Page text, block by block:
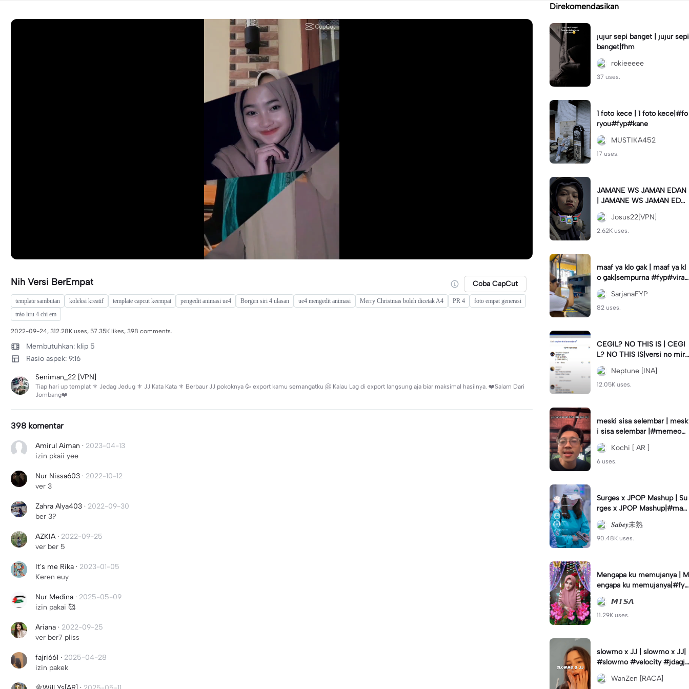
Nih Versi BerEmpat Coba CapCut
template sambutan koleksi kreatif template capcut keempat pengedit animasi ue4 Borgen siri 4 ulasan ue4 mengedit animasi Merry Christmas boleh dicetak A4 PR 4
foto empat generasi
trào lưu 4 chị em
2022-09-24, 312.28K uses, 57.35K likes, 398 comments.
Membutuhkan: klip 5
Rasio aspek: 9:16
Seniman_22 [VPN]
Tiap hari up templat ⚜️ Jedag Jedug ⚜️ JJ Kata Kata ⚜️ Berbaur JJ pokoknya 🥳 export kamu semangatku 🤗 Kalau Lag di export langsung aja biar maksimal hasilnya. ❤️Salam Dari
Jombang❤️
398 komentar
Amirul Aiman · 2023-04-13
izin pkaii yee
Nur Nissa603 · 2022-10-12
ver 3
Zahra Alya403 · 2022-09-30
ber 3?
AZKIA · 2022-09-25
ver ber 5
It's me Rika · 2023-01-05
Keren euy
Nur Medina · 2025-05-09
izin pakai 🥰
Ariana · 2022-09-25
ver ber7 pliss
fajri661 · 2025-04-28
izin pakek
Direkomendasikan
jujur sepi banget | jujur sepi
banget|fhm
rokieeeee
37 uses.
1 foto kece | 1 foto kece|#fo
ryou#fyp#kane
MUSTIKA452
17 uses.
JAMANE WS JAMAN EDAN
| JAMANE WS JAMAN EDA
N|JJ COLLAB#jjtipis#ekspr
esikan2023#teamvpn#fyp
Josus22[VPN]
2.62K uses.
maaf ya klo gak | maaf ya kl
o gak|sempurna #fyp#viral
#trend#foryou#viraltiktok
SarjanaFYP
82 uses.
CEGIL? NO THIS IS | CEGI
L? NO THIS IS|versi no mirr
or #jjtipis#trendtiktok
Neptune [INA]
12.05K uses.
meski sisa selembar | mesk
i sisa selembar |#memeop
ening#jjcapcut#viraltiktok
#fypcapcut🔥🔥🔥
Kochi [ AR ]
6 uses.
Surges x JPOP Mashup | Su
rges x JPOP Mashup|#mas
hup#sabey#sabeytemplate
#sabeylirik#fyp#trend
𝑺𝒂𝒃𝒆𝒚未熟
90.48K uses.
Mengapa ku memujanya | M
engapa ku memujanya|#fyp
#dangdut#lesti#statushari
an#viral𝙈𝙏𝙎𝘼
11.29K uses.
slowmo x JJ | slowmo x JJ|
#slowmo #velocity #jdagjd
ug #wanzen
WanZen [RACA]